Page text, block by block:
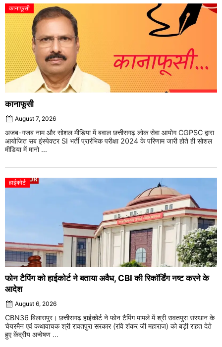
कानाफूसी
कानाफूसी
August 7, 2026
अजब-गजब नाम और सोशल मीडिया में बवाल छत्तीसगढ़ लोक सेवा आयोग CGPSC द्वारा
आयोजित सब इंस्पेक्टर SI भर्ती प्रारंभिक परीक्षा 2024 के परिणाम जारी होते ही सोशल
मीडिया में मानो ...
हाईकोर्ट
फोन टैपिंग को हाईकोर्ट ने बताया अवैध, CBI की रिकॉर्डिंग नष्ट करने के
आदेश
August 6, 2026
CBN36 बिलासपुर। छत्तीसगढ़ हाईकोर्ट ने फोन टैपिंग मामले में श्री रावतपुरा संस्थान के
चेयरमैन एवं कथावाचक श्री रावतपुरा सरकार (रवि शंकर जी महाराज) को बड़ी राहत देते
हुए केंद्रीय अन्वेषण ...